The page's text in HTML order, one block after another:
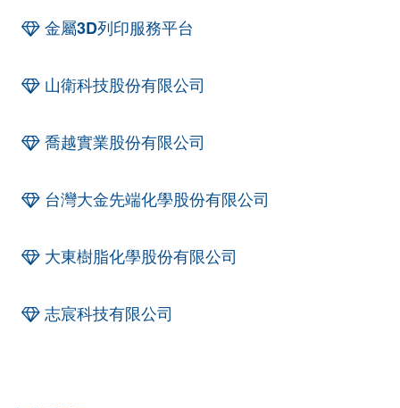
金屬3D列印服務平台
山衛科技股份有限公司
喬越實業股份有限公司
台灣大金先端化學股份有限公司
大東樹脂化學股份有限公司
志宸科技有限公司